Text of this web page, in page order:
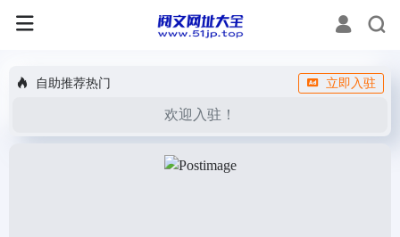
自助推荐热门 立即入驻
欢迎入驻！